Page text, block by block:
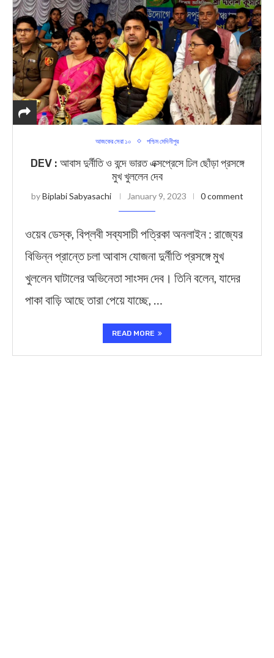
আজকের সেরা ১০ পশ্চিম মেদিনীপুর
DEV : আবাস দুর্নীতি ও বন্দে ভারত এক্সপ্রেসে ঢিল ছোঁড়া প্রসঙ্গে
মুখ খুললেন দেব
byBiplabi Sabyasachi January 9, 2023 0 comment
ওয়েব ডেস্ক, বিপ্লবী সব্যসাচী পত্রিকা অনলাইন : রাজ্যের
বিভিন্ন প্রান্তে চলা আবাস যোজনা দুর্নীতি প্রসঙ্গে মুখ
খুললেন ঘাটালের অভিনেতা সাংসদ দেব। তিনি বলেন, যাদের
পাকা বাড়ি আছে তারা পেয়ে যাচ্ছে, …
READ MORE